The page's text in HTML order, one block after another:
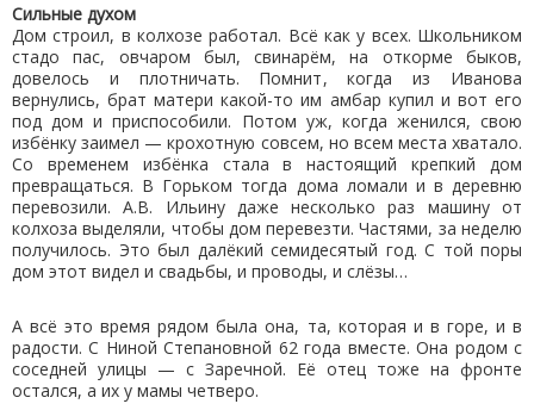
Сильные духом
Дом строил, в колхозе работал. Всё как у всех. Школьником
стадо пас, овчаром был, свинарём, на откорме быков,
довелось и плотничать. Помнит, когда из Иванова
вернулись, брат матери какой-то им амбар купил и вот его
под дом и приспособили. Потом уж, когда женился, свою
избёнку заимел — крохотную совсем, но всем места хватало.
Со временем избёнка стала в настоящий крепкий дом
превращаться. В Горьком тогда дома ломали и в деревню
перевозили. А.В. Ильину даже несколько раз машину от
колхоза выделяли, чтобы дом перевезти. Частями, за неделю
получилось. Это был далёкий семидесятый год. С той поры
дом этот видел и свадьбы, и проводы, и слёзы…
А всё это время рядом была она, та, которая и в горе, и в
радости. С Ниной Степановной 62 года вместе. Она родом с
соседней улицы — с Заречной. Её отец тоже на фронте
остался, а их у мамы четверо.